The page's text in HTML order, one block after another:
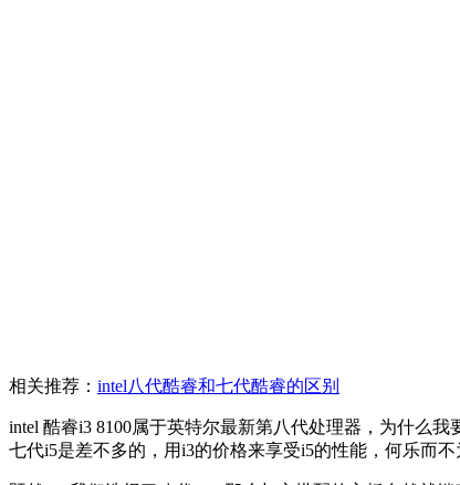
相关推荐： intel八代酷睿和七代酷睿的区别
intel 酷睿i3 8100属于英特尔最新第八代处理器，为什么
七代i5是差不多的，用i3的价格来享受i5的性能，何乐而不